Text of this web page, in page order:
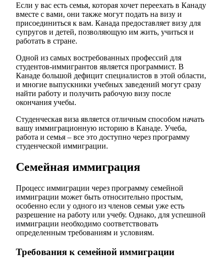
Если у вас есть семья, которая хочет переехать в Канаду
вместе с вами, они также могут подать на визу и
присоединиться к вам. Канада предоставляет визу для
супругов и детей, позволяющую им жить, учиться и
работать в стране.
Одной из самых востребованных профессий для
студентов-иммигрантов является программист. В
Канаде большой дефицит специалистов в этой области,
и многие выпускники учебных заведений могут сразу
найти работу и получить рабочую визу после
окончания учебы.
Студенческая виза является отличным способом начать
вашу иммиграционную историю в Канаде. Учеба,
работа и семья – все это доступно через программу
студенческой иммиграции.
Семейная иммиграция
Процесс иммиграции через программу семейной
иммиграции может быть относительно простым,
особенно если у одного из членов семьи уже есть
разрешение на работу или учебу. Однако, для успешной
иммиграции необходимо соответствовать
определенным требованиям и условиям.
Требования к семейной иммиграции